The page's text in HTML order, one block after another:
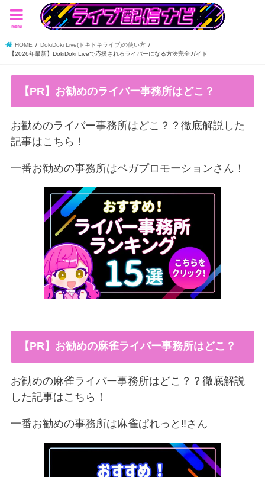
menu
HOME
DokiDoki Live(ドキドキライブ)の使い方
【2026年最新】DokiDoki Liveで応援されるライバーになる方法完全ガイド
【PR】お勧めのライバー事務所はどこ？
お勧めのライバー事務所はどこ？？徹底解説した
記事はこちら！
一番お勧めの事務所はベガプロモーションさん！
【PR】お勧めの麻雀ライバー事務所はどこ？
お勧めの麻雀ライバー事務所はどこ？？徹底解説
した記事はこちら！
一番お勧めの事務所は麻雀ぱれっと‼︎さん